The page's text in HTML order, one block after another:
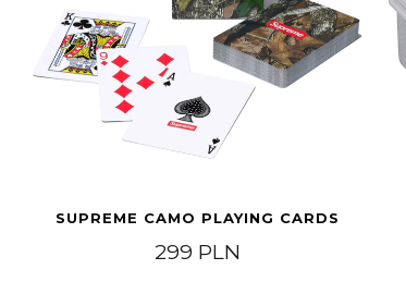
SUPREME CAMO PLAYING CARDS
299 PLN